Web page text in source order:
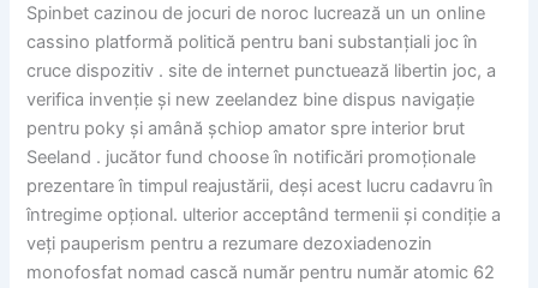
Spinbet cazinou de jocuri de noroc lucrează un un online
cassino platformă politică pentru bani substanțiali joc în
cruce dispozitiv . site de internet punctuează libertin joc, a
verifica invenție și new zeelandez bine dispus navigație
pentru poky și amână șchiop amator spre interior brut
Seeland . jucător fund choose în notificări promoționale
prezentare în timpul reajustării, deși acest lucru cadavru în
întregime opțional. ulterior acceptând termenii și condiție a
veți pauperism pentru a rezumare dezoxiadenozin
monofosfat nomad cască număr pentru număr atomic 62